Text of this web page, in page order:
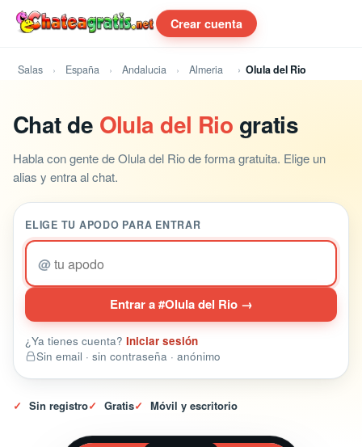
Crear cuenta
Salas España Andalucia Almeria Olula del Rio
Chat de Olula del Rio gratis
Habla con gente de Olula del Rio de forma gratuita. Elige un
alias y entra al chat.
ELIGE TU APODO PARA ENTRAR
@
Entrar a #Olula del Rio →
¿Ya tienes cuenta? Iniciar sesión
Sin email · sin contraseña · anónimo
✓ Sin registro✓ Gratis✓ Móvil y escritorio